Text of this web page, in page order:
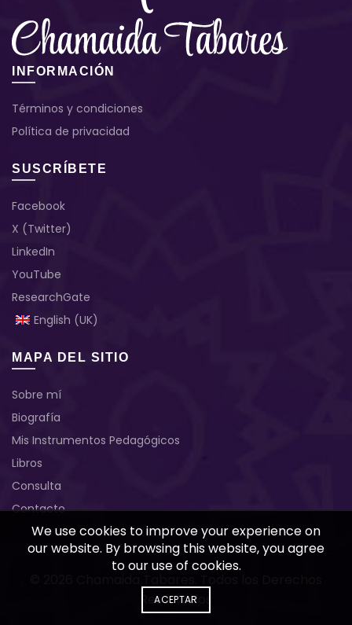
INFORMACIÓN
Términos y condiciones
Política de privacidad
SUSCRÍBETE
Facebook
X (Twitter)
LinkedIn
YouTube
ResearchGate
English (UK)
MAPA DEL SITIO
Sobre mí
Biografía
Mis Instrumentos Pedagógicos
Libros
Consulta
Contacto
Reservados
We use cookies to improve your experience on
our website. By browsing this website, you agree
to our use of cookies.
ACEPTAR